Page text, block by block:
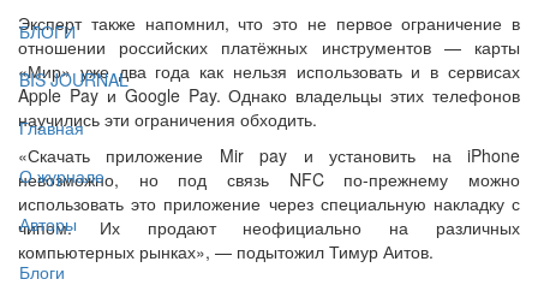
БЛОГИ
BIS JOURNAL
Главная
О журнале
Авторы
Блоги
Эксперт также напомнил, что это не первое ограничение в
отношении российских платёжных инструментов — карты
«Мир» уже два года как нельзя использовать и в сервисах
Apple Pay и Google Pay. Однако владельцы этих телефонов
научились эти ограничения обходить.
«Скачать приложение Mir pay и установить на iPhone
невозможно, но под связь NFC по-прежнему можно
использовать это приложение через специальную накладку с
чипом. Их продают неофициально на различных
компьютерных рынках», — подытожил Тимур Аитов.